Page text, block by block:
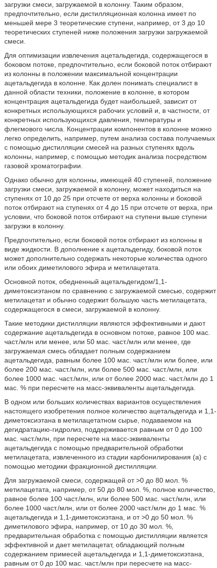
загрузки смеси, загружаемой в колонну. Таким образом,
предпочтительно, если дистилляционная колонна имеет по
меньшей мере 3 теоретические ступени, например, от 3 до 10
теоретических ступеней ниже положения загрузки загружаемой
смеси.
Для оптимизации извлечения ацетальдегида, содержащегося в
боковом потоке, предпочтительно, если боковой поток отбирают
из колонны в положении максимальной концентрации
ацетальдегида в колонне. Как долен понимать специалист в
данной области техники, положение в колонне, в котором
концентрация ацетальдегида будет наибольшей, зависит от
конкретных использующихся рабочих условий и, в частности, от
конкретных использующихся давления, температуры и
флегмового числа. Концентрации компонентов в колонне можно
легко определить, например, путем анализа состава получаемых
с помощью дистилляции смесей на разных ступенях вдоль
колонны, например, с помощью методик анализа посредством
газовой хроматографии.
Однако обычно для колонны, имеющей 40 ступеней, положение
загрузки смеси, загружаемой в колонну, может находиться на
ступенях от 10 до 25 при отсчете от верха колонны и боковой
поток отбирают на ступенях от 4 до 15 при отсчете от верха, при
условии, что боковой поток отбирают на ступени выше ступени
загрузки в колонну.
Предпочтительно, если боковой поток отбирают из колонны в
виде жидкости. В дополнение к ацетальдегиду, боковой поток
может дополнительно содержать некоторые количества одного
или обоих диметилового эфира и метилацетата.
Основной поток, обедненный ацетальдегидом/1,1-
диметоксиэтаном по сравнению с загружаемой смесью, содержит
метилацетат и обычно содержит большую часть метилацетата,
содержащегося в смеси, загружаемой в колонну.
Такие методики дистилляции являются эффективными и дают
содержание ацетальдегида в основном потоке, равное 100 мас.
част./млн или менее, или 50 мас. част./млн или менее, где
загружаемая смесь обладает полным содержанием
ацетальдегида, равным более 100 мас. част./млн или более, или
более 200 мас. част./млн, или более 500 мас. част./млн, или
более 1000 мас. част./млн, или от более 2000 мас. част./млн до 1
мас. % при пересчете на масс-эквиваленты ацетальдегида.
В одном или больших количествах вариантов осуществления
настоящего изобретения полное количество ацетальдегида и 1,1-
диметоксиэтана в метилацетатном сырье, подаваемом на
дегидратацию-гидролиз, поддерживается равным от 0 до 100
мас. част./млн, при пересчете на масс-эквиваленты
ацетальдегида с помощью предварительной обработки
метилацетата, извлеченного из стадии карбонилирования (а) с
помощью методики фракционной дистилляции.
Для загружаемой смеси, содержащей от >0 до 80 мол. %
метилацетата, например, от 50 до 80 мол. %, полное количество,
равное более 100 част./млн, или более 500 мас. част./млн, или
более 1000 част./млн, или от более 2000 част./млн до 1 мас. %
ацетальдегида и 1,1-диметоксиэтана, и от >0 до 50 мол. %
диметилового эфира, например, от 10 до 30 мол. %,
предварительная обработка с помощью дистилляции является
эффективной и дает метилацетат, обладающий полным
содержанием примесей ацетальдегида и 1,1-диметоксиэтана,
равным от 0 до 100 мас. част./млн при пересчете на масс-